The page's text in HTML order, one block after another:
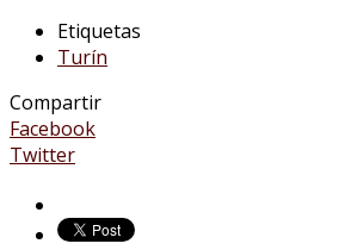
Etiquetas
Turín
Compartir
Facebook
Twitter